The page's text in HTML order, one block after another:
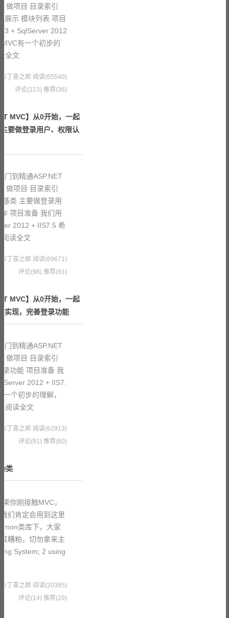
做项目 目录索引
展示 模块列表 项目
+ SqlServer 2012
有一个初步的
全文
丁喜之郎 阅读(65540)
评论(123) 推荐(36)
MVC】从0开始，一起
要做登录用户、权限认
门到精通ASP.NET
做项目 目录索引
类 主要做登录用
项目准备 我们用
2012 + IIS7.5 希
阅读全文
丁喜之郎 阅读(69671)
评论(98) 推荐(81)
MVC】从0开始，一起
实现，完善登录功能
门到精通ASP.NET
做项目 目录索引
功能 项目准备 我
2012 + IIS7.
个初步的理解，
阅读全文
丁喜之郎 阅读(62913)
评论(91) 推荐(60)
类
你刚接触MVC，
们肯定会用到这里
类库下，大家
糟粕，切勿拿来主
System; 2 using
丁喜之郎 阅读(20385)
评论(14) 推荐(29)